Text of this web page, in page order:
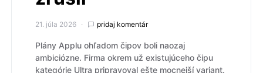
21. júla 2026 pridaj komentár
Plány Applu ohľadom čipov boli naozaj
ambiciózne. Firma okrem už existujúceho čipu
kategórie Ultra pripravoval ešte mocnejší variant.